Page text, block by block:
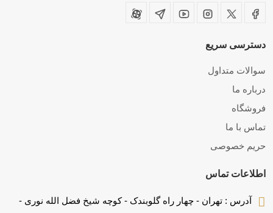
دسترسی سریع
سوالات متداول
درباره ما
فروشگاه
تماس با ما
حریم خصوصی
اطلاعات تماس
آدرس : تهران - چهار راه گلوبندک - کوچه شیخ فضل الله نوری -